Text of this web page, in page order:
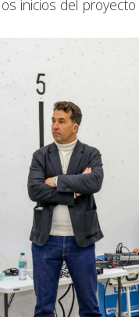
inicios del